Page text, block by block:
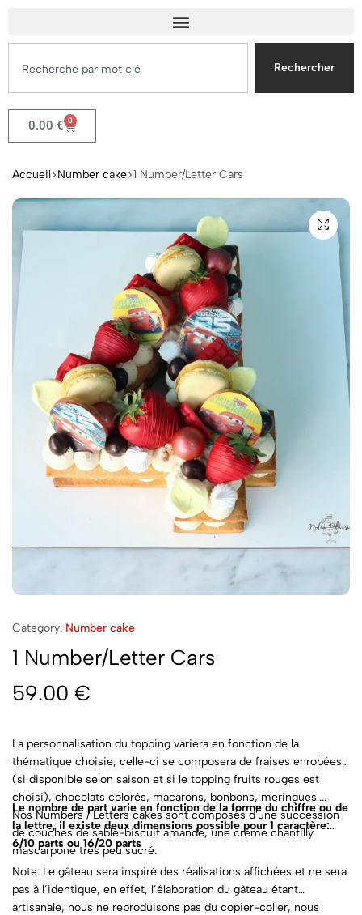
Rechercher
0.00 € 0
Accueil Number cake 1 Number/Letter Cars
Category: Number cake
1 Number/Letter Cars
59.00 €
La personnalisation du topping variera en fonction de la
thématique choisie, celle-ci se composera de fraises enrobées
(si disponible selon saison et si le topping fruits rouges est
choisi), chocolats colorés, macarons, bonbons, meringues....
Nos Numbers / Letters cakes sont composés d'une succession
de couches de sablé-biscuit amande, une crème chantilly
mascarpone très peu sucré.
Le nombre de part varie en fonction de la forme du chiffre ou de
la lettre, il existe deux dimensions possible pour 1 caractère:
6/10 parts ou 16/20 parts
Note: Le gâteau sera inspiré des réalisations affichées et ne sera
pas à l’identique, en effet, l’élaboration du gâteau étant
artisanale, nous ne reproduisons pas du copier-coller, nous